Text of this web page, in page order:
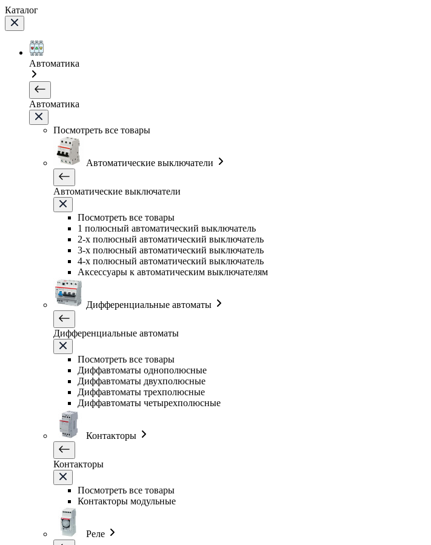
Каталог
Автоматика
Автоматика
Посмотреть все товары
Автоматические выключатели
Автоматические выключатели
Посмотреть все товары
1 полюсный автоматический выключатель
2-х полюсный автоматический выключатель
3-х полюсный автоматический выключатель
4-х полюсный автоматический выключатель
Аксессуары к автоматическим выключателям
Дифференциальные автоматы
Дифференциальные автоматы
Посмотреть все товары
Диффавтоматы однополюсные
Диффавтоматы двухполюсные
Диффавтоматы трехполюсные
Диффавтоматы четырехполюсные
Контакторы
Контакторы
Посмотреть все товары
Контакторы модульные
Реле